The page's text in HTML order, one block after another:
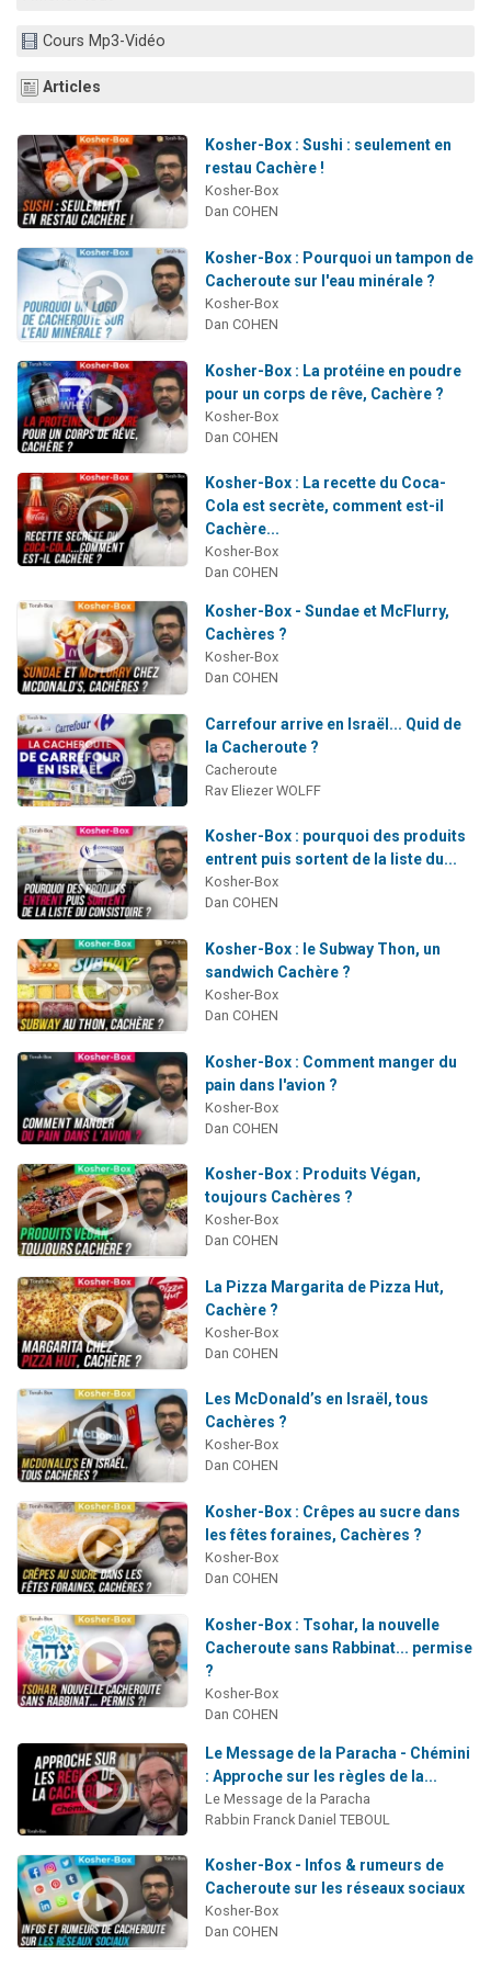
2 personnes viennent de nous rejoindre sur WhatsApp
Cours Mp3-Vidéo
Articles
Kosher-Box : Sushi : seulement en
restau Cachère !
Kosher-Box
Dan COHEN
Kosher-Box : Pourquoi un tampon de
Cacheroute sur l'eau minérale ?
Kosher-Box
Dan COHEN
Kosher-Box : La protéine en poudre
pour un corps de rêve, Cachère ?
Kosher-Box
Dan COHEN
Kosher-Box : La recette du Coca-
Cola est secrète, comment est-il
Cachère...
Kosher-Box
Dan COHEN
Kosher-Box - Sundae et McFlurry,
Cachères ?
Kosher-Box
Dan COHEN
Carrefour arrive en Israël... Quid de
la Cacheroute ?
Cacheroute
Rav Eliezer WOLFF
Kosher-Box : pourquoi des produits
entrent puis sortent de la liste du...
Kosher-Box
Dan COHEN
Kosher-Box : le Subway Thon, un
sandwich Cachère ?
Kosher-Box
Dan COHEN
Kosher-Box : Comment manger du
pain dans l'avion ?
Kosher-Box
Dan COHEN
Kosher-Box : Produits Végan,
toujours Cachères ?
Kosher-Box
Dan COHEN
La Pizza Margarita de Pizza Hut,
Cachère ?
Kosher-Box
Dan COHEN
Les McDonald’s en Israël, tous
Cachères ?
Kosher-Box
Dan COHEN
Kosher-Box : Crêpes au sucre dans
les fêtes foraines, Cachères ?
Kosher-Box
Dan COHEN
Kosher-Box : Tsohar, la nouvelle
Cacheroute sans Rabbinat... permise
?
Kosher-Box
Dan COHEN
Le Message de la Paracha - Chémini
: Approche sur les règles de la...
Le Message de la Paracha
Rabbin Franck Daniel TEBOUL
Kosher-Box - Infos & rumeurs de
Cacheroute sur les réseaux sociaux
Kosher-Box
Dan COHEN